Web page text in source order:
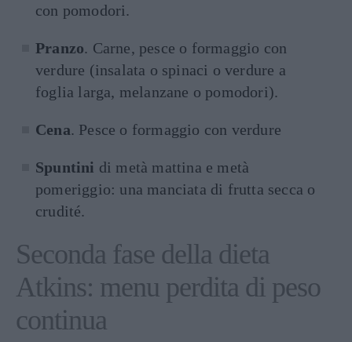
con pomodori.
Pranzo. Carne, pesce o formaggio con
verdure (insalata o spinaci o verdure a
foglia larga, melanzane o pomodori).
Cena. Pesce o formaggio con verdure
Spuntini di metà mattina e metà
pomeriggio: una manciata di frutta secca o
crudité.
Seconda fase della dieta
Atkins: menu perdita di peso
continua